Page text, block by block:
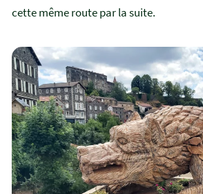
cette même route par la suite.